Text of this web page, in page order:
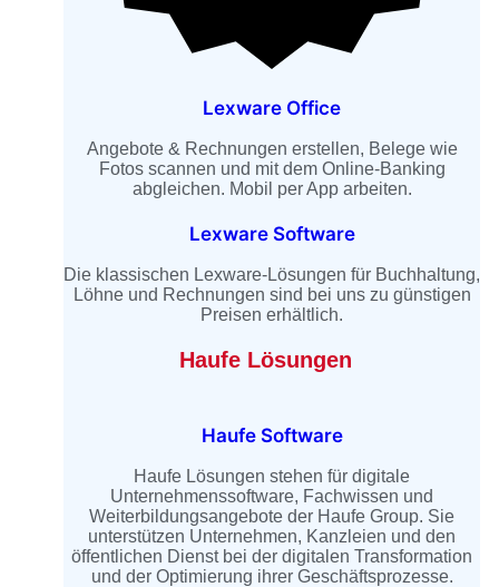
Lexware Office
Angebote & Rechnungen erstellen, Belege wie
Fotos scannen und mit dem Online-Banking
abgleichen. Mobil per App arbeiten.
Lexware Software
Die klassischen Lexware-Lösungen für Buchhaltung,
Löhne und Rechnungen sind bei uns zu günstigen
Preisen erhältlich.
Haufe Lösungen
Haufe Software
Haufe Lösungen stehen für digitale
Unternehmenssoftware, Fachwissen und
Weiterbildungsangebote der Haufe Group. Sie
unterstützen Unternehmen, Kanzleien und den
öffentlichen Dienst bei der digitalen Transformation
und der Optimierung ihrer Geschäftsprozesse.